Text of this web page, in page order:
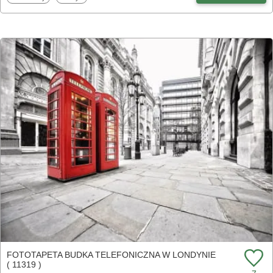
FOTOTAPETA BUDKA TELEFONICZNA W LONDYNIE
( 11319 )